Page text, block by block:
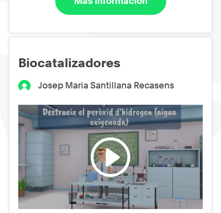
Biocatalizadores
Josep Maria Santillana Recasens